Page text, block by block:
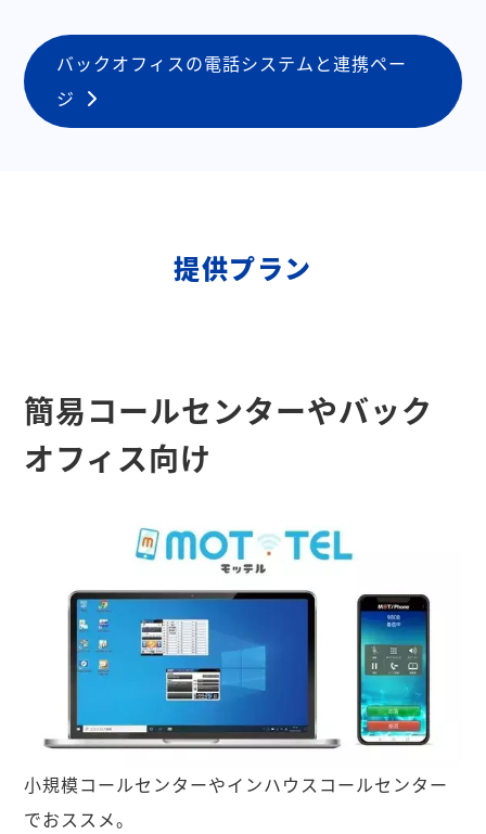
バックオフィスの電話システムと連携ペー
ジ
提供プラン
簡易コールセンターやバック
オフィス向け
小規模コールセンターやインハウスコールセンター
でおススメ。